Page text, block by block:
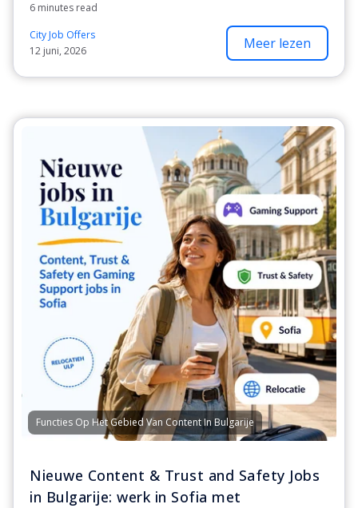
6 minutes read
City Job Offers
12 juni, 2026
Meer lezen
Functies Op Het Gebied Van Content In Bulgarije
Nieuwe Content & Trust and Safety Jobs
in Bulgarije: werk in Sofia met